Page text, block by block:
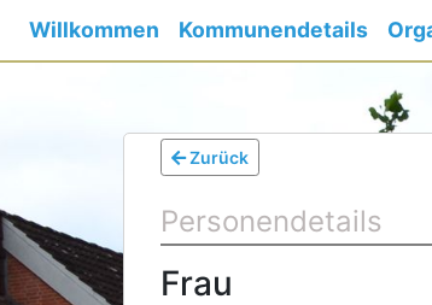
Willkommen Kommunendetails
Zurück
Personendetails
Frau